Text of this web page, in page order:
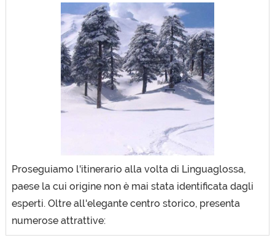
Proseguiamo l'itinerario alla volta di Linguaglossa,
paese la cui origine non è mai stata identificata dagli
esperti. Oltre all'elegante centro storico, presenta
numerose attrattive: